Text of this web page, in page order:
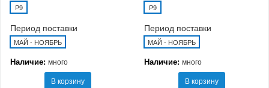
P9
Период поставки
МАЙ - НОЯБРЬ
Наличие: много
В корзину
P9
Период поставки
МАЙ - НОЯБРЬ
Наличие: много
В корзину